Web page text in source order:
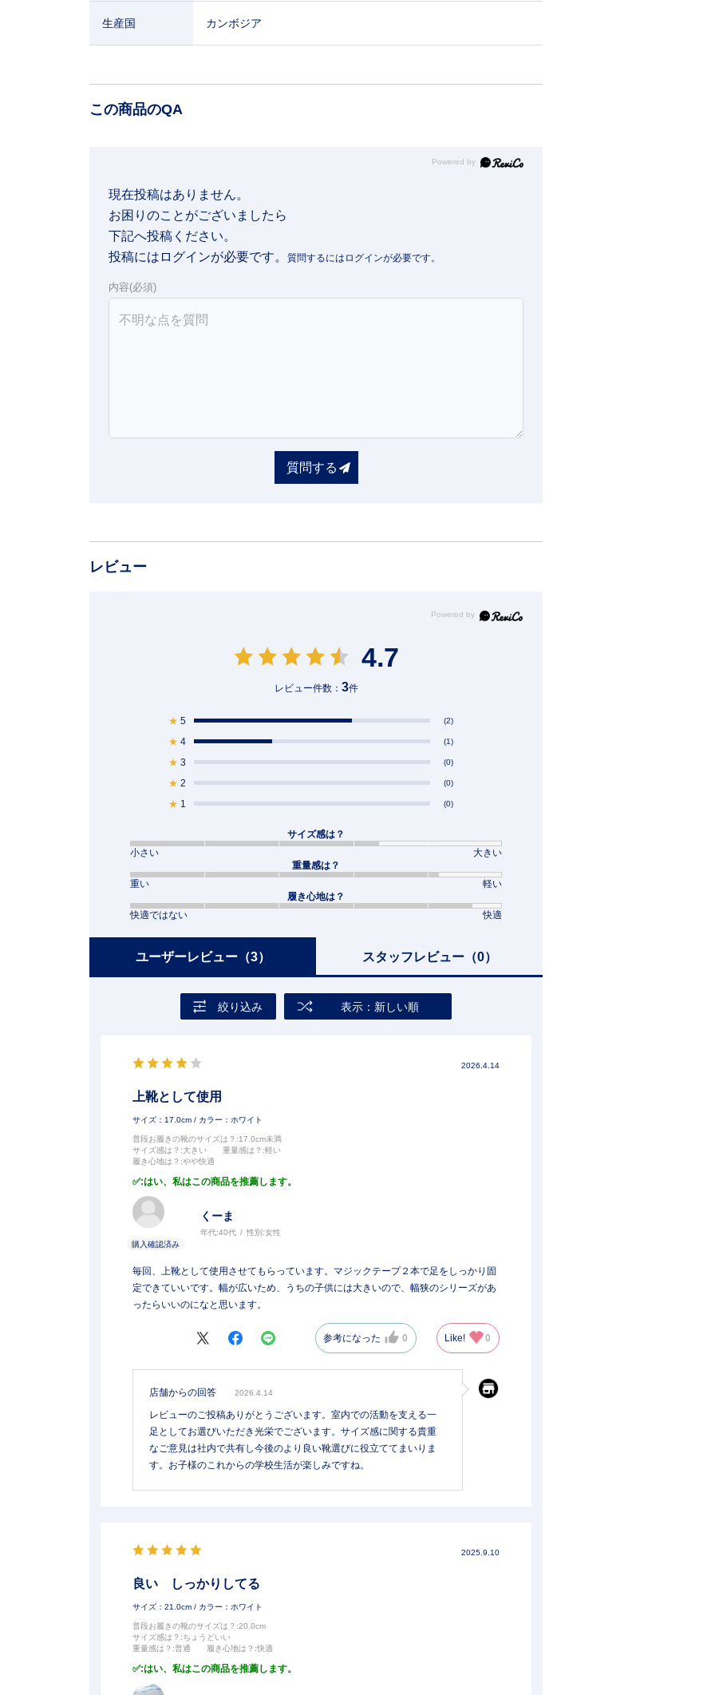
生産国 カンボジア
この商品のQA
Powered by
現在投稿はありません。
お困りのことがございましたら
下記へ投稿ください。
投稿にはログインが必要です。
内容(必須)
質問する
レビュー
4.7
レビュー件数： 3件
★ 5 (2)
★ 4 (1)
★ 3 (0)
★ 2 (0)
★ 1 (0)
サイズ感は？
小さい
大きい
重量感は？
重い
軽い
履き心地は？
快適ではない
快適
ユーザーレビュー（3） スタッフレビュー（0）
絞り込み 表示：新しい順
2026.4.14
上靴として使用
サイズ：17.0cm / カラー：ホワイト
普段お履きの靴のサイズは？ :17.0cm未満
サイズ感は？ :大きい 重量感は？ :軽い
履き心地は？ :やや快適
:はい、私はこの商品を推薦します。
くーま
年代:40代 性別:女性
毎回、上靴として使用させてもらっています。マジックテープ２本で足をしっかり固
定できていいです。幅が広いため、うちの子供には大きいので、幅狭のシリーズがあ
ったらいいのになと思います。
参考になった 0 Like! 0
店舗からの回答 2026.4.14
レビューのご投稿ありがとうございます。室内での活動を支える一
足としてお選びいただき光栄でございます。サイズ感に関する貴重
なご意見は社内で共有し今後のより良い靴選びに役立ててまいりま
す。お子様のこれからの学校生活が楽しみですね。
2025.9.10
良い しっかりしてる
サイズ：21.0cm / カラー：ホワイト
普段お履きの靴のサイズは？ :20.0cm
サイズ感は？ :ちょうどいい
重量感は？ :普通 履き心地は？ :快適
:はい、私はこの商品を推薦します。